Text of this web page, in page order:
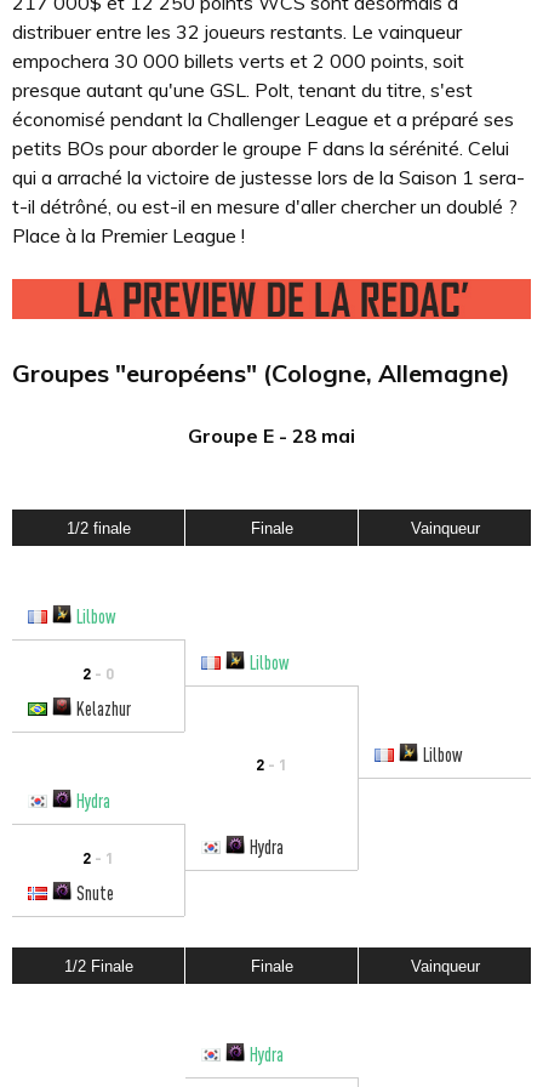
distribuer entre les 32 joueurs restants. Le vainqueur
empochera 30 000 billets verts et 2 000 points, soit
presque autant qu'une GSL. Polt, tenant du titre, s'est
économisé pendant la Challenger League et a préparé ses
petits BOs pour aborder le groupe F dans la sérénité. Celui
qui a arraché la victoire de justesse lors de la Saison 1 sera-
t-il détrôné, ou est-il en mesure d'aller chercher un doublé ?
Place à la Premier League !
Groupes "européens" (Cologne, Allemagne)
Groupe E - 28 mai
1/2 finale Finale Vainqueur
Lilbow
2 - 0
Lilbow
Kelazhur
2 - 1
Lilbow
Hydra
2 - 1
Hydra
Snute
1/2 Finale Finale Vainqueur
Hydra